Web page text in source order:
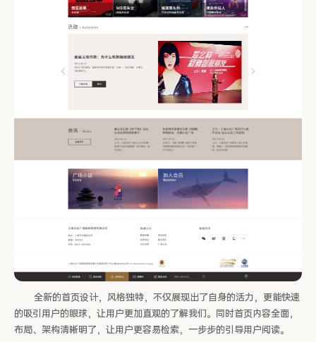
全新的首页设计，风格独特，不仅展现出了自身的活力，更能快速
的吸引用户的眼球，让用户更加直观的了解我们。同时首页内容全面，
布局、架构清晰明了，让用户更容易检索，一步步的引导用户阅读。